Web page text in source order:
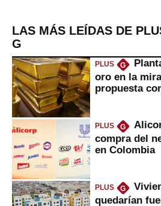
LAS MÁS LEÍDAS DE
G
PLUS G
oro en la
propuesta
PLUS G
compra del
en Colombia
PLUS G
quedarían